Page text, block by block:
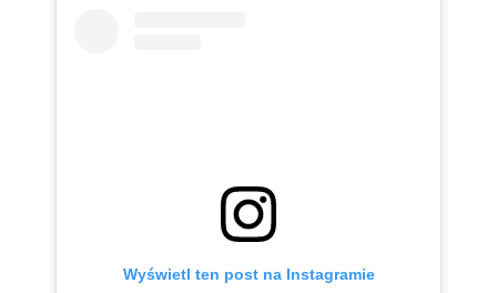
Wyświetl ten post na Instagramie